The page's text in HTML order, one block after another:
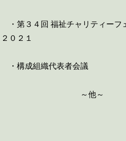
・第３４回 福祉チャリティーフ
２０２１
・構成組織代表者会議
～他～